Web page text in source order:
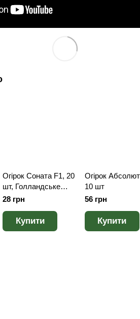
Огірок Соната F1, 20
шт, Голландське
насіння
28 грн
Купити
Огірок
10 шт
56 грн
Купити